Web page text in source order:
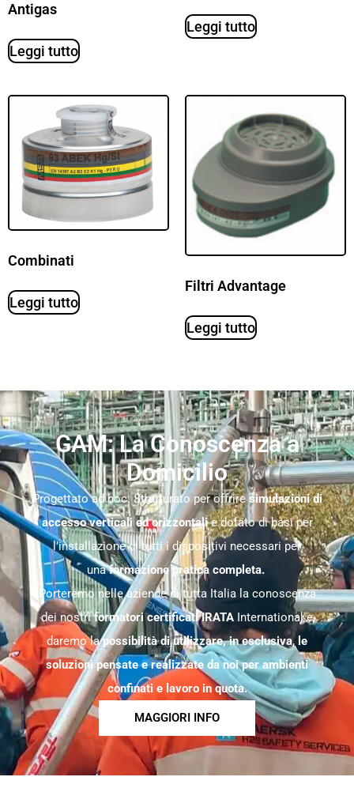
Antigas
Leggi tutto
Leggi tutto
Combinati
Leggi tutto
Filtri Advantage
Leggi tutto
GAM: La Conoscenza a
Domicilio
Progettato ad hoc. Strutturato per offriresimulazioni di
accesso verticali ed orizzontalie dotato di basi per
l’installazione di tutti i dispositivi necessari per
unaformazione pratica completa.
Porteremo nelle aziende di tutta Italia la conoscenza
dei nostriformatori certificati IRATA International e
daremo lapossibilità di utilizzare, in esclusiva, le
soluzioni pensate e realizzate da noi per ambienti
confinati e lavoro in quota.
MAGGIORI INFO